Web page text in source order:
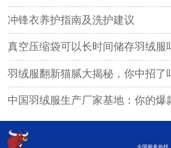
冲锋衣养护指南及洗护建议
真空压缩袋可以长时间储存羽绒服吗
羽绒服翻新猫腻大揭秘，你中招了
中国羽绒服生产厂家基地：你的爆款，